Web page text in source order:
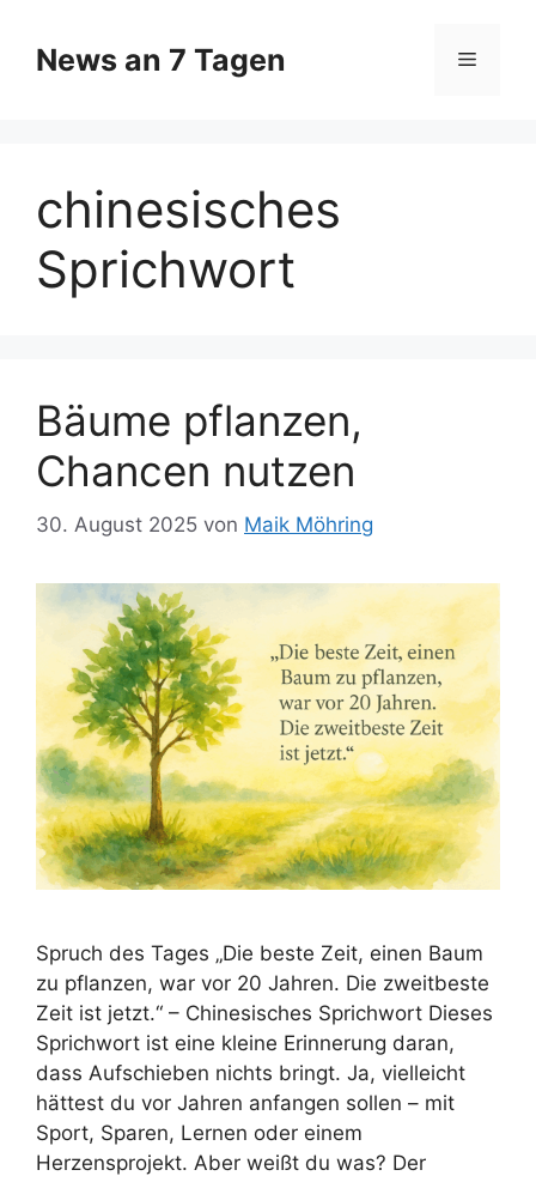
Inhalt
springen
News an 7 Tagen Menü
chinesisches
Sprichwort
Bäume pflanzen,
Chancen nutzen
30. August 2025 von Maik Möhring
Spruch des Tages „Die beste Zeit, einen Baum
zu pflanzen, war vor 20 Jahren. Die zweitbeste
Zeit ist jetzt.“ – Chinesisches Sprichwort Dieses
Sprichwort ist eine kleine Erinnerung daran,
dass Aufschieben nichts bringt. Ja, vielleicht
hättest du vor Jahren anfangen sollen – mit
Sport, Sparen, Lernen oder einem
Herzensprojekt. Aber weißt du was? Der